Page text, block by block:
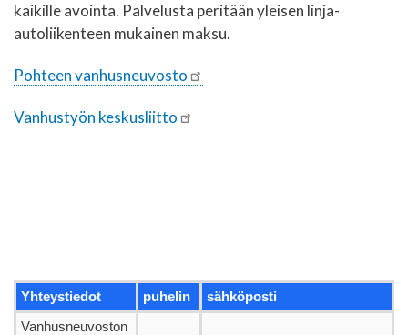
kaikille avointa. Palvelusta peritään yleisen linja-
autoliikenteen mukainen maksu.
Pohteen vanhusneuvosto
Vanhustyön keskusliitto
Yhteystiedot puhelin sähköposti
Vanhusneuvoston